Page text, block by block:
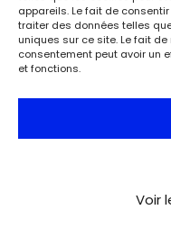
appareils. Le fait de
traiter des données telles
uniques sur ce site. Le fait
consentement peut avoir un
et fonctions.
Voir
Auguste Perret : le
Musées & Patrimoine